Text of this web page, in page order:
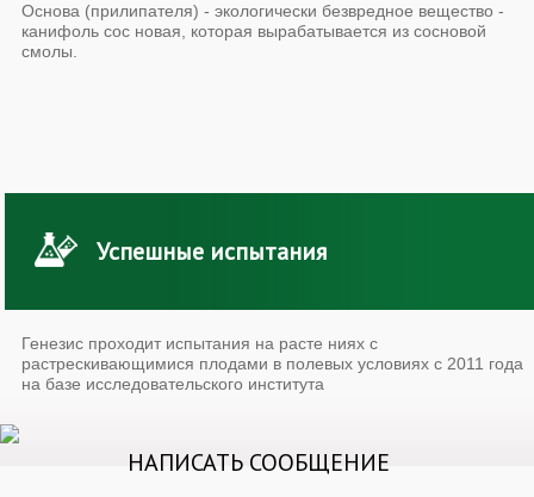
Основа (прилипателя) - экологически безвредное вещество -
канифоль сос новая, которая вырабатывается из сосновой
смолы.
Успешные испытания
Генезис проходит испытания на расте ниях с
растрескивающимися плодами в полевых условиях с 2011 года
на базе исследовательского института
НАПИСАТЬ СООБЩЕНИЕ